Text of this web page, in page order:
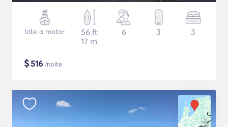
Iate a motor
56 ft
17 m
6 3 3
$516 /noite